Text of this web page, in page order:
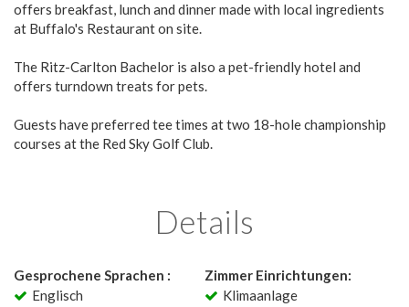
offers breakfast, lunch and dinner made with local ingredients
at Buffalo's Restaurant on site.
The Ritz-Carlton Bachelor is also a pet-friendly hotel and
offers turndown treats for pets.
Guests have preferred tee times at two 18-hole championship
courses at the Red Sky Golf Club.
Details
Gesprochene Sprachen :
Englisch
Zimmer Einrichtungen:
Klimaanlage